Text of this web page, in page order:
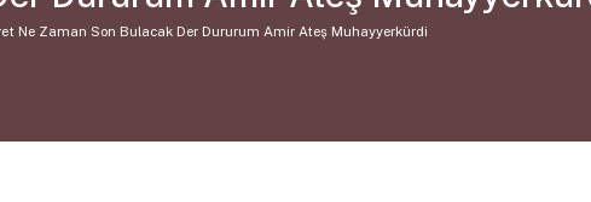
Ne Zaman Son Bulacak Der Dururum Amir Ateş Muhayyerkürdi